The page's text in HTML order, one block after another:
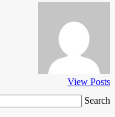
View Posts
Search …